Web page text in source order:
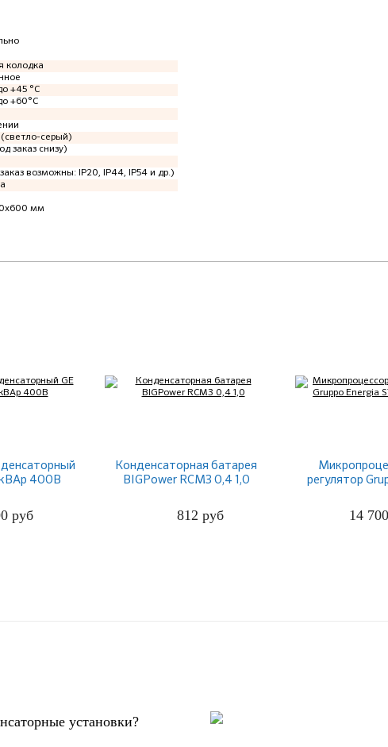
колодка
+45 °C
+60°C
(светло-серый)
заказ снизу)
заказ возможны: IP20, IP44, IP54 и др.)
мм
кВАр 400В
руб
Конденсаторная батарея
BIGPower RCM3 0,4 1,0
812 руб
регулятор
14 700
установки?